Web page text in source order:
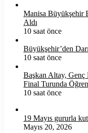
Manisa Büyükşehir
Aldı
10 saat önce
Büyükşehir’den
10 saat önce
Başkan Altay, Genç
Final Turunda
10 saat önce
19 Mayıs gururla
Mayıs 20, 2026